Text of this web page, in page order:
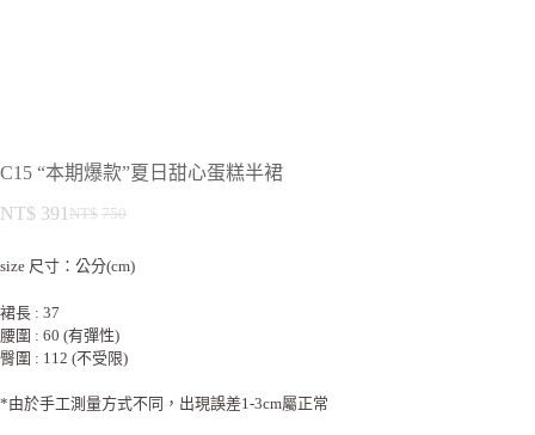
C15 “本期爆款”夏日甜心蛋糕半裙
NT$ 750
NT$ 391
size 尺寸：公分(cm)
裙長 : 37
腰圍 : 60 (有彈性)
臀圍 : 112 (不受限)
*由於手工測量方式不同，出現誤差1-3cm屬正常